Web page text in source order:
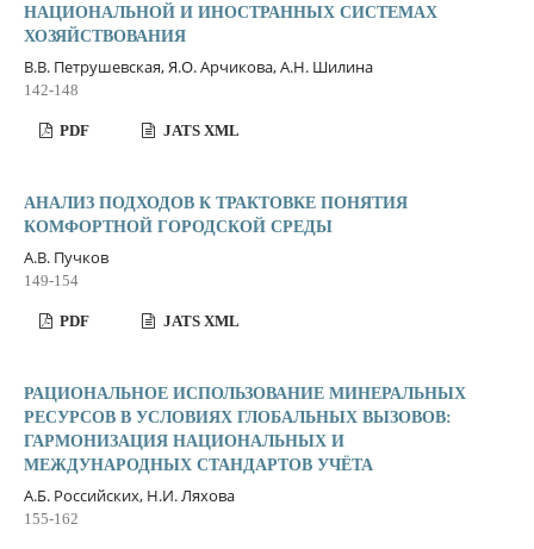
НАЦИОНАЛЬНОЙ И ИНОСТРАННЫХ СИСТЕМАХ
ХОЗЯЙСТВОВАНИЯ
В.В. Петрушевская, Я.О. Арчикова, А.Н. Шилина
142-148
PDF JATS XML
АНАЛИЗ ПОДХОДОВ К ТРАКТОВКЕ ПОНЯТИЯ
КОМФОРТНОЙ ГОРОДСКОЙ СРЕДЫ
А.В. Пучков
149-154
PDF JATS XML
РАЦИОНАЛЬНОЕ ИСПОЛЬЗОВАНИЕ МИНЕРАЛЬНЫХ
РЕСУРСОВ В УСЛОВИЯХ ГЛОБАЛЬНЫХ ВЫЗОВОВ:
ГАРМОНИЗАЦИЯ НАЦИОНАЛЬНЫХ И
МЕЖДУНАРОДНЫХ СТАНДАРТОВ УЧЁТА
А.Б. Российских, Н.И. Ляхова
155-162